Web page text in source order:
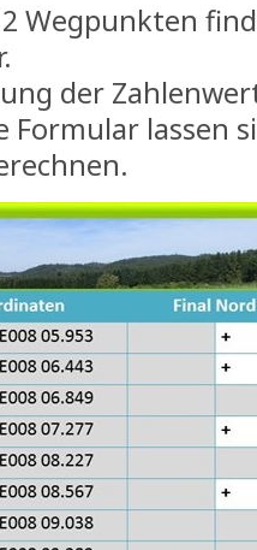
Wegpunkten
der
Formular lassen